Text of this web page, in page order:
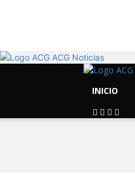
ACG Noticias
INICIO